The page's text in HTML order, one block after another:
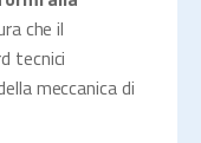
che il
tecnici
meccanica di